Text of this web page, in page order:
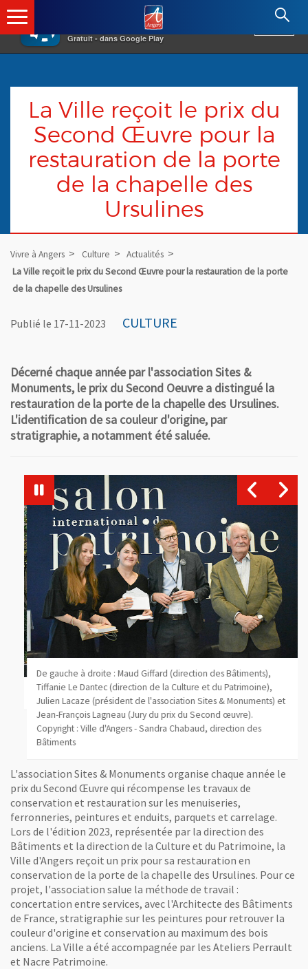
×
Gratuit - dans Google Play
Angers.fr : Retour à l'accueil
La Ville reçoit le prix du
Second Œuvre pour la
restauration de la porte
de la chapelle des
Ursulines
Vivre à Angers Culture
Actualités
La Ville reçoit le prix du Second Œuvre pour la restauration de la porte
de la chapelle des Ursulines
Publié le 17-11-2023 CULTURE
Décerné chaque année par l'association Sites &
Monuments, le prix du Second Oeuvre a distingué la
restauration de la porte de la chapelle des Ursulines.
L'identification de sa couleur d'origine, par
stratigraphie, a notamment été saluée.
De gauche à droite : Maud Giffard (direction des Bâtiments),
Tiffanie Le Dantec (direction de la Culture et du Patrimoine),
Julien Lacaze (président de l'association Sites & Monuments) et
Jean-François Lagneau (Jury du prix du Second œuvre).
Copyright : Ville d'Angers - Sandra Chabaud, direction des
Bâtiments
La porte en 2020 avant restauration
La porte en 2023 après restauration
L'association Sites & Monuments organise chaque année le
prix du Second Œuvre qui récompense les travaux de
conservation et restauration sur les menuiseries,
ferronneries, peintures et enduits, parquets et carrelage.
Lors de l'édition 2023, représentée par la direction des
Bâtiments et la direction de la Culture et du Patrimoine, la
Ville d'Angers reçoit un prix pour sa restauration en
conservation de la porte de la chapelle des Ursulines. Pour ce
projet, l'association salue la méthode de travail :
concertation entre services, avec l'Architecte des Bâtiments
de France, stratigraphie sur les peintures pour retrouver la
couleur d'origine et conservation au maximum des bois
anciens. La Ville a été accompagnée par les Ateliers Perrault
et Nacre Patrimoine.